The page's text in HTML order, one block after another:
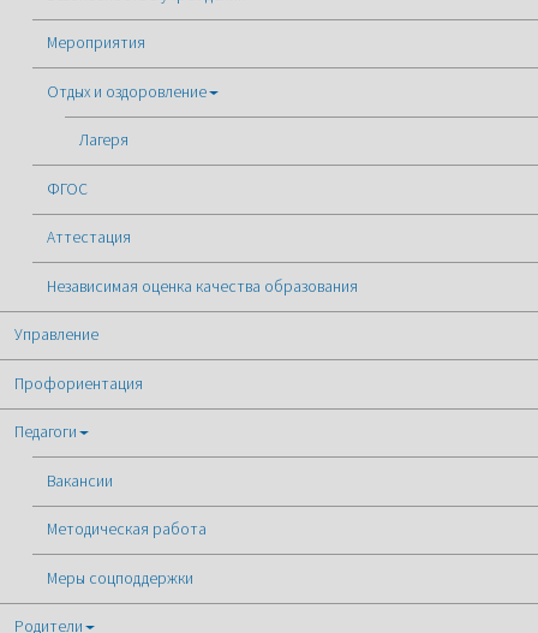
Мероприятия
Отдых и оздоровление
Лагеря
ФГОС
Аттестация
Независимая оценка качества образования
Управление
Профориентация
Педагоги
Вакансии
Методическая работа
Меры соцподдержки
Родители